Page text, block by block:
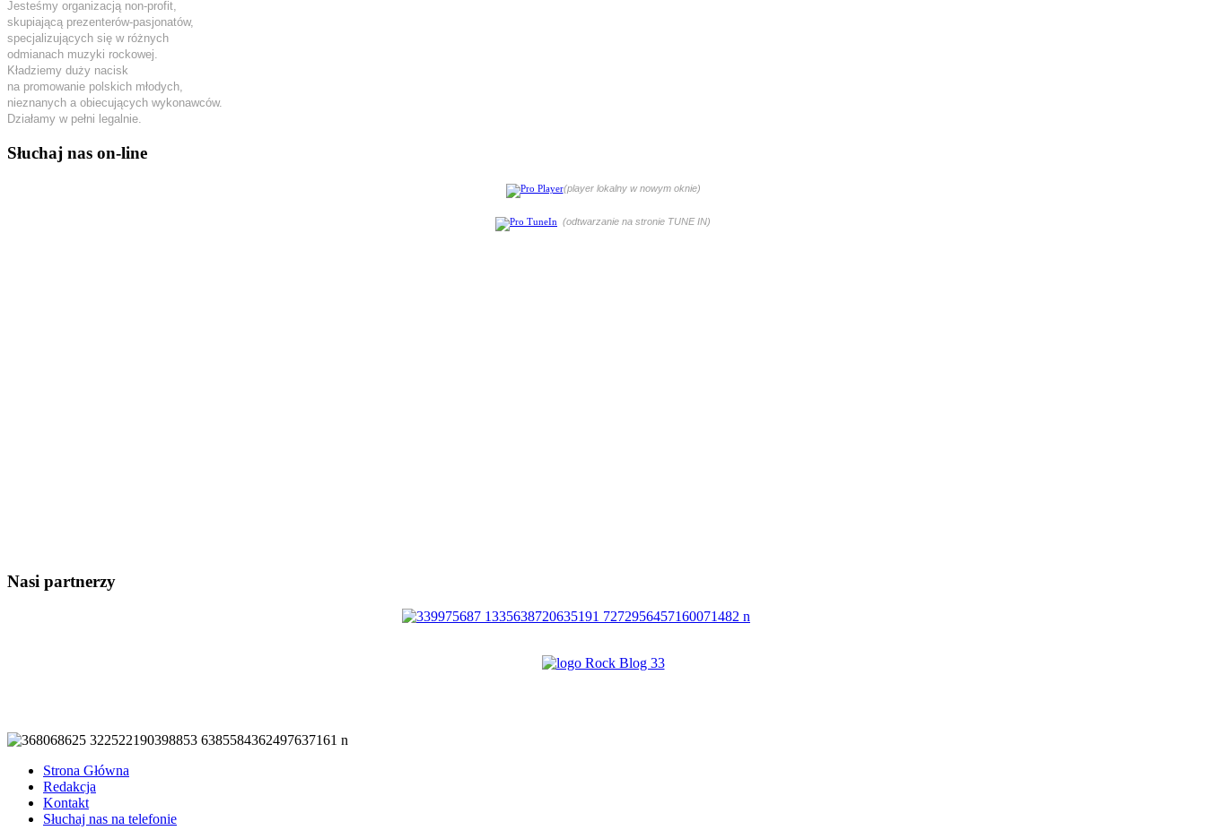
Jesteśmy organizacją non-profit,
skupiającą prezenterów-pasjonatów,
specjalizujących się w różnych
odmianach muzyki rockowej.
Kładziemy duży nacisk
na promowanie polskich młodych,
nieznanych a obiecujących wykonawców.
Działamy w pełni legalnie.
Słuchaj nas on-line
(player lokalny w nowym oknie)
(odtwarzanie na stronie TUNE IN)
Nasi partnerzy
Strona Główna
Redakcja
Kontakt
Słuchaj nas na telefonie